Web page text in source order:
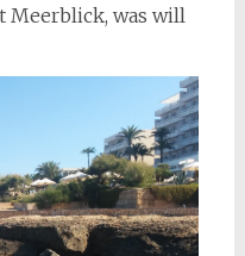
Meerblick, was will